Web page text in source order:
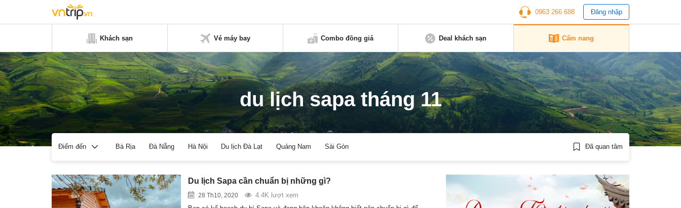
0963 266 688 Đăng nhập
Khách sạn Vé máy bay Combo đồng giá Deal khách sạn Cẩm nang
du lịch sapa tháng 11
Điểm đến Bà Rịa Đà Nẵng Hà Nội Du lịch Đà Lạt Quảng Nam Sài Gòn Đã quan tâm
Du lịch Sapa cần chuẩn bị những gì?
28 Th10, 2020
4.4K lượt xem